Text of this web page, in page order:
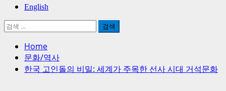
English
검
Home
문화/역사
한국 고인돌의 비밀: 세계가 주목한 선사 시대 거석문화